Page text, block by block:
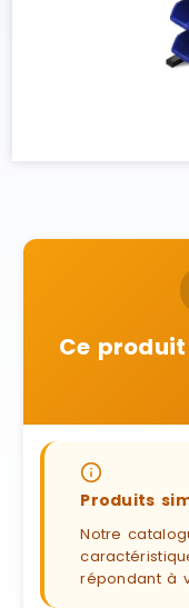
Ce
Produits
Notre
répondant à